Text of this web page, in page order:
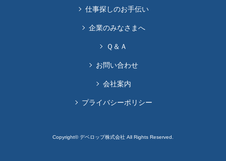
仕事探しのお手伝い
企業のみなさまへ
Ｑ＆Ａ
お問い合わせ
会社案内
プライバシーポリシー
Copyright© デベロップ株式会社 All Rights Reserved.